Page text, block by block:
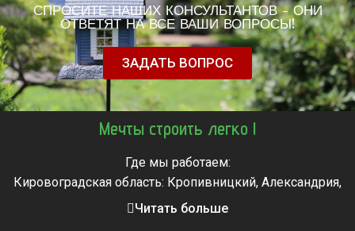
СПРОСИТЕ НАШИХ КОНСУЛЬТАНТОВ - ОНИ
ОТВЕТЯТ НА ВСЕ ВАШИ ВОПРОСЫ!
ЗАДАТЬ ВОПРОС
Мечты строить легко !
Где мы работаем:
Кировоградская область: Кропивницкий, Александрия,
Знаменка, Долинская, Новоархангельск, Светловодск
Читать больше